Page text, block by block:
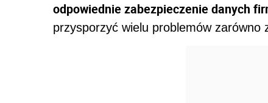
odpowiednie zabezpieczenie danych
przysporzyć wielu problemów zarówno